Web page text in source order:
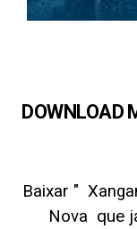
DOWNLOAD
Baixar "
Nova que